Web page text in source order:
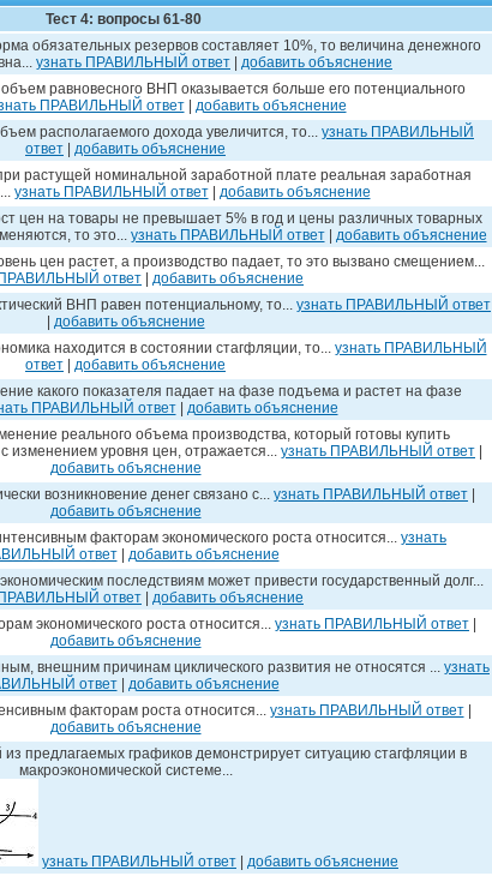
Тест 4: вопросы 61-80
обязательных резервов составляет 10%, то величина денежного
узнать ПРАВИЛЬНЫЙ ответ добавить объяснение
равновесного ВНП оказывается больше его потенциального
ПРАВИЛЬНЫЙ ответ| добавить объяснение
располагаемого дохода увеличится, то... узнать ПРАВИЛЬНЫЙ
ответ
добавить объяснение
растущей номинальной заработной плате реальная заработная
узнать ПРАВИЛЬНЫЙ ответ| добавить объяснение
цен на товары не превышает 5% в год и цены различных товарных
то это... узнать ПРАВИЛЬНЫЙ ответ| добавить объяснение
цен растет, а производство падает, то это вызвано смещением...
ПРАВИЛЬНЫЙ ответ
добавить объяснение
ВНП равен потенциальному, то... узнать ПРАВИЛЬНЫЙ ответ
добавить объяснение
находится в состоянии стагфляции, то... узнать ПРАВИЛЬНЫЙ
ответ
добавить объяснение
какого показателя падает на фазе подъема и растет на фазе
ПРАВИЛЬНЫЙ ответ| добавить объяснение
реального объема производства, который готовы купить
изменением уровня цен, отражается... узнать ПРАВИЛЬНЫЙ ответ
добавить объяснение
возникновение денег связано с... узнать ПРАВИЛЬНЫЙ ответ
добавить объяснение
факторам экономического роста относится... узнать
ответ| добавить объяснение
последствиям может привести государственный долг...
ПРАВИЛЬНЫЙ ответ
добавить объяснение
экономического роста относится... узнать ПРАВИЛЬНЫЙ ответ
добавить объяснение
внешним причинам циклического развития не относятся ... узнать
ответ| добавить объяснение
факторам роста относится... узнать ПРАВИЛЬНЫЙ ответ|
добавить объяснение
предлагаемых графиков демонстрирует ситуацию стагфляции в
макроэкономической системе...
узнать ПРАВИЛЬНЫЙ ответ добавить объяснение